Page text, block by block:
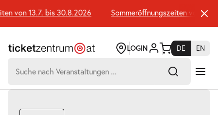
Seiteninhalt
springen
von 13.7. bis 30.8.2026 Sommeröffnungszeiten von 13.7.
LOGIN DE
EN
nach:
Suchtreffer: